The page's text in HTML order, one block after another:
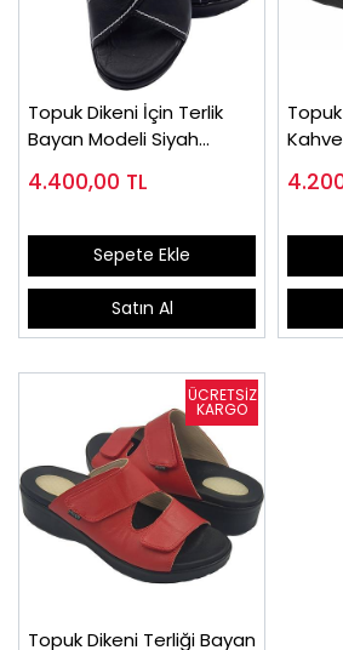
Topuk Dikeni İçin Terlik
Bayan Modeli Siyah
4.400,00 TL
Sepete Ekle
Satın Al
Topuk Dikeni Terliği Bayan